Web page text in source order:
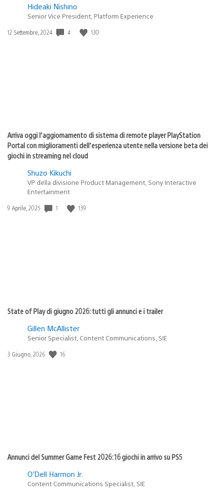
Hideaki Nishino
Senior Vice President, Platform Experience
Data
12 Settembre, 2024 4 130
Arriva oggi l’aggiornamento di sistema di remote player PlayStation
Portal con miglioramenti dell’esperienza utente nella versione beta dei
giochi in streaming nel cloud
Shuzo Kikuchi
VP della divisione Product Management, Sony Interactive
Entertainment
Data
9 Aprile, 2025 1 139
State of Play di giugno 2026: tutti gli annunci e i trailer
Gillen McAllister
Senior Specialist, Content Communications, SIE
Data
3 Giugno, 2026 16
Annunci del Summer Game Fest 2026: 16 giochi in arrivo su PS5
O’Dell Harmon Jr.
Content Communications Specialist, SIE